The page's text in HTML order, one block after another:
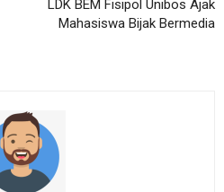
LDK BEM Fisipol Unibos Ajak
Mahasiswa Bijak Bermedia